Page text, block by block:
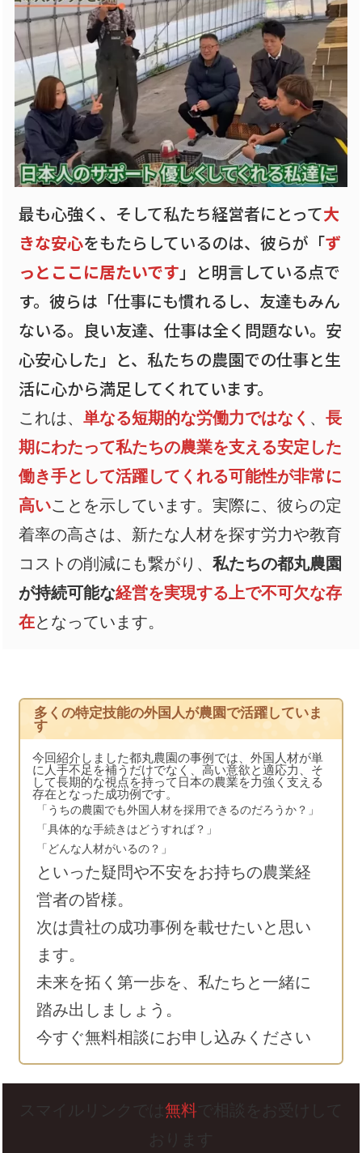
最も心強く、そして私たち経営者にとって大
きな安心をもたらしているのは、彼らが「ず
っとここに居たいです 」と明言している点で
す。彼らは「仕事にも慣れるし、友達もみん
ないる。良い友達、仕事は全く問題ない。安
心安心した」と、私たちの農園での仕事と生
活に心から満足してくれています。
これは、単なる短期的な労働力ではなく 、長
期にわたって私たちの農業を支える安定した
働き手として活躍してくれる可能性が非常に
高いことを示しています。実際に、彼らの定
着率の高さは、新たな人材を探す労力や教育
コストの削減にも繋がり、私たちの都丸農園
が持続可能な経営を実現する上で不可欠な存
在となっています。
多くの特定技能の外国人が農園で活躍していま
す
今回紹介しました都丸農園の事例では、外国人材が単
に人手不足を補うだけでなく、高い意欲と適応力、そ
して長期的な視点を持って日本の農業を力強く支える
存在となった成功例です。
「うちの農園でも外国人材を採用できるのだろうか？」
「具体的な手続きはどうすれば？」
「どんな人材がいるの？」
といった疑問や不安をお持ちの農業経
営者の皆様。
次は貴社の成功事例を載せたいと思い
ます。
未来を拓く第一歩を、私たちと一緒に
踏み出しましょう。
今すぐ無料相談にお申し込みください
無料